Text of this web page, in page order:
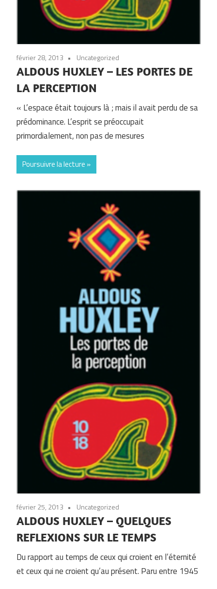
février 28, 2013 Uncategorized
ALDOUS HUXLEY – LES PORTES DE
LA PERCEPTION
« L’espace était toujours là ; mais il avait perdu de sa
prédominance. L’esprit se préoccupait
primordialement, non pas de mesures
Poursuivre la lecture
février 25, 2013 Uncategorized
ALDOUS HUXLEY – QUELQUES
REFLEXIONS SUR LE TEMPS
Du rapport au temps de ceux qui croient en l’éternité
et ceux qui ne croient qu’au présent. Paru entre 1945